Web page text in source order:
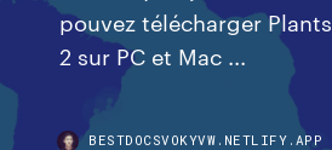
pouvez télécharger
2 sur PC et Mac ...
BESTDOCSVOKYVW.NETLIFY.APP